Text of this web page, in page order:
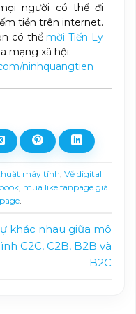
người có thể đi
tiền trên internet.
có thể mời Tiến Ly
mạng xã hội:
ninhquangtien
máy tính Về digital
, mua like fanpage giá
.
khác nhau giữa mô
C2C, C2B, B2B và
B2C